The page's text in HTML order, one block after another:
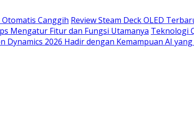
Canggih Review Steam Deck OLED
Mengatur Fitur dan Fungsi Utamanya Teknologi
Dynamics 2026 Hadir dengan Kemampuan AI